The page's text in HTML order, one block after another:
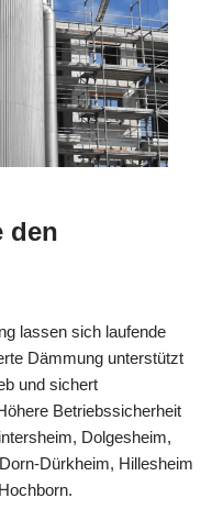
den
lassen sich laufende
Dämmung unterstützt
und sichert
Betriebssicherheit
Dolgesheim,
Dürkheim, Hillesheim